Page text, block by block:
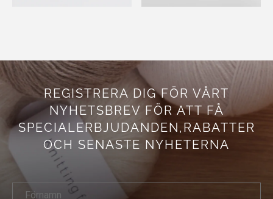
REGISTRERA DIG FÖR VÅRT
NYHETSBREV FÖR ATT FÅ
SPECIALERBJUDANDEN, RABATTER
OCH SENASTE NYHETERNA